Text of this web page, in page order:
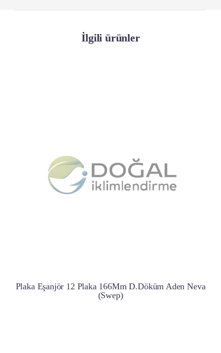
İlgili ürünler
Plaka Eşanjör 12 Plaka 166Mm D.Döküm Aden Neva
(Swep)